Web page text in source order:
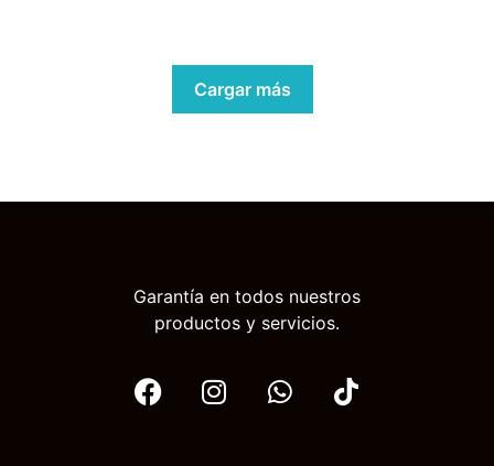
Cargar más
Garantía en todos nuestros
productos y servicios.